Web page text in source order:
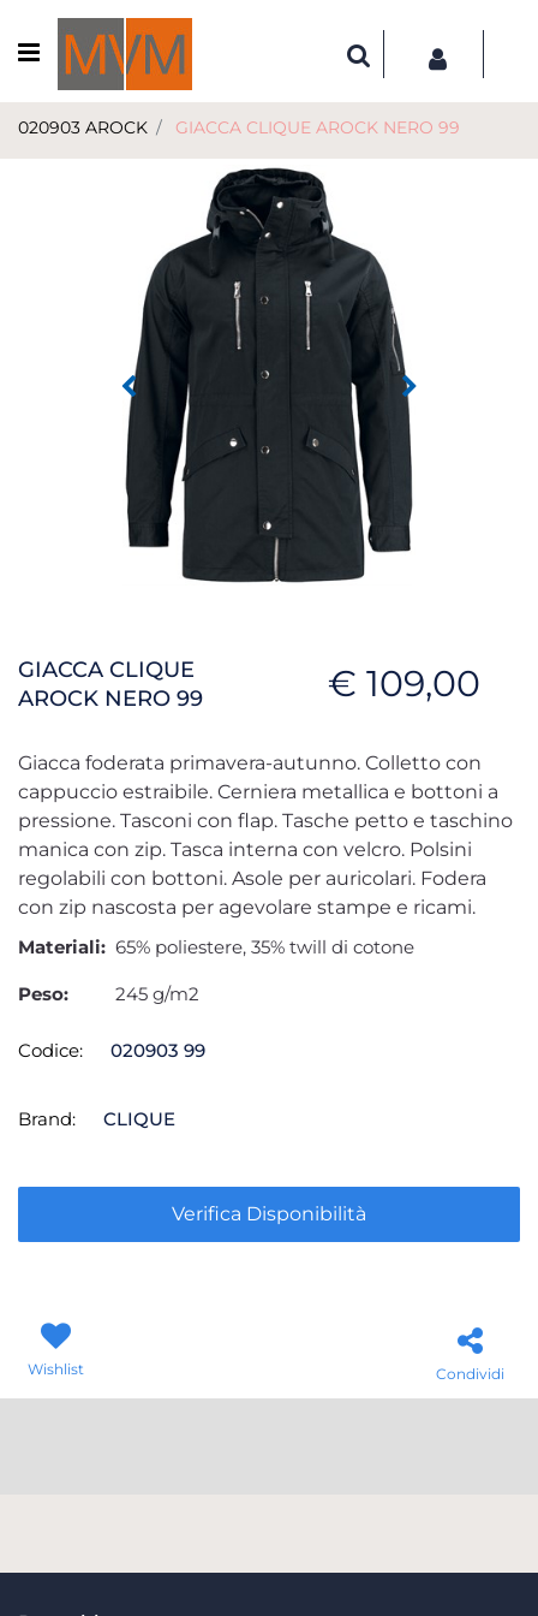
Open menu
020903 AROCK GIACCA CLIQUE AROCK NERO 99
GIACCA CLIQUE
AROCK NERO 99
€ 109,00
Giacca foderata primavera-autunno. Colletto con
cappuccio estraibile. Cerniera metallica e bottoni a
pressione. Tasconi con flap. Tasche petto e taschino
manica con zip. Tasca interna con velcro. Polsini
regolabili con bottoni. Asole per auricolari. Fodera
con zip nascosta per agevolare stampe e ricami.
Materiali: 65% poliestere, 35% twill di cotone
Peso: 245 g/m2
Codice: 020903 99
Brand: CLIQUE
Verifica Disponibilità
Wishlist Condividi